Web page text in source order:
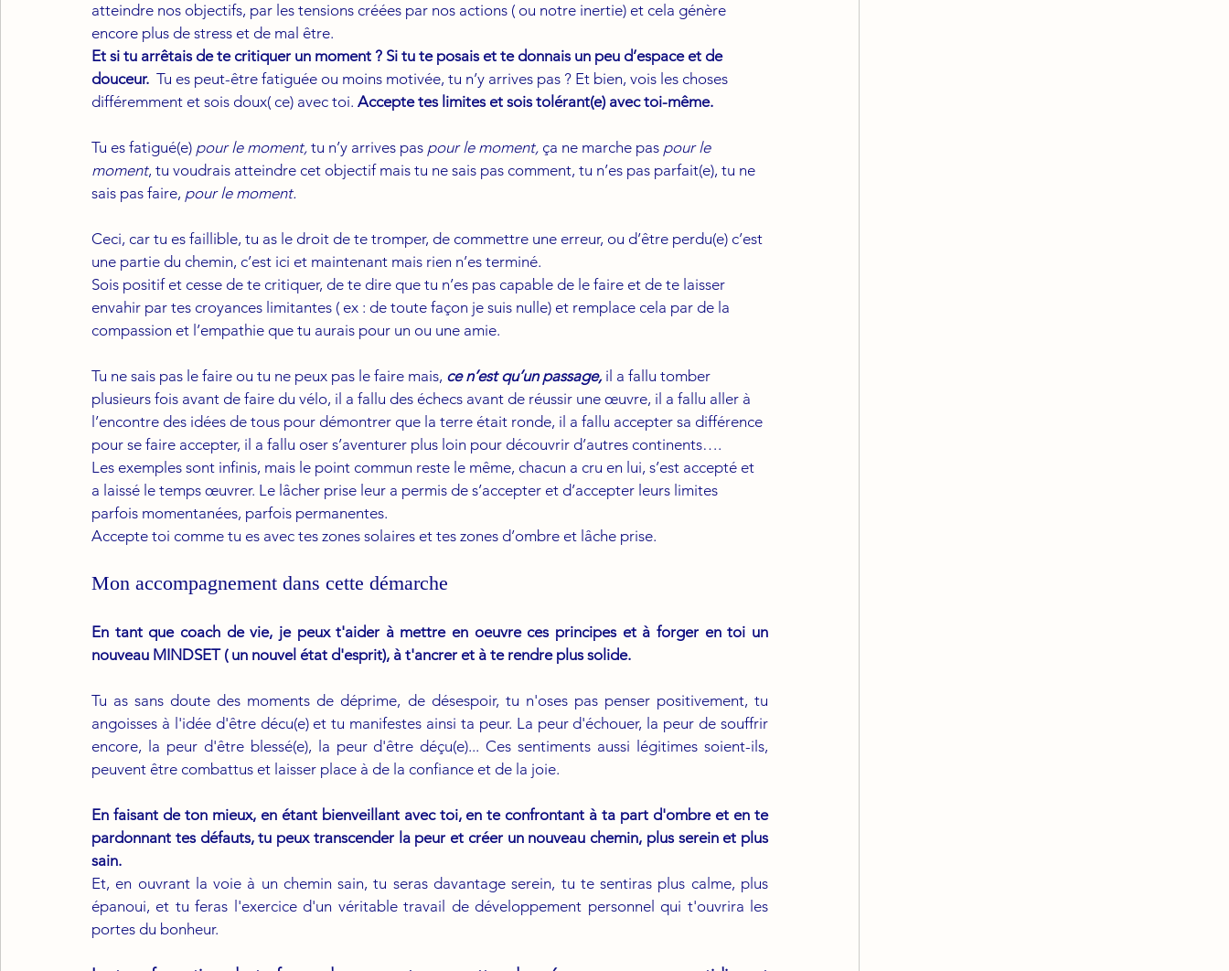
atteindre nos objectifs, par les tensions créées par nos actions ( ou notre inertie) et cela génère
encore plus de stress et de mal être.
Et si tu arrêtais de te critiquer un moment ? Si tu te posais et te donnais un peu d’espace et de
douceur. Tu es peut-être fatiguée ou moins motivée, tu n’y arrives pas ? Et bien, vois les choses
différemment et sois doux( ce) avec toi. Accepte tes limites et sois tolérant(e) avec toi-même.
Tu es fatigué(e) pour le moment, tu n’y arrives pas pour le moment, ça ne marche pas pour le
moment, tu voudrais atteindre cet objectif mais tu ne sais pas comment, tu n’es pas parfait(e), tu ne
sais pas faire, pour le moment.
Ceci, car tu es faillible, tu as le droit de te tromper, de commettre une erreur, ou d’être perdu(e) c’est
une partie du chemin, c’est ici et maintenant mais rien n’es terminé.
Sois positif et cesse de te critiquer, de te dire que tu n’es pas capable de le faire et de te laisser
envahir par tes croyances limitantes ( ex : de toute façon je suis nulle) et remplace cela par de la
compassion et l’empathie que tu aurais pour un ou une amie.
Tu ne sais pas le faire ou tu ne peux pas le faire mais, ce n’est qu’un passage, il a fallu tomber
plusieurs fois avant de faire du vélo, il a fallu des échecs avant de réussir une œuvre, il a fallu aller à
l’encontre des idées de tous pour démontrer que la terre était ronde, il a fallu accepter sa différence
pour se faire accepter, il a fallu oser s’aventurer plus loin pour découvrir d’autres continents….
Les exemples sont infinis, mais le point commun reste le même, chacun a cru en lui, s’est accepté et
a laissé le temps œuvrer. Le lâcher prise leur a permis de s’accepter et d’accepter leurs limites
parfois momentanées, parfois permanentes.
Accepte toi comme tu es avec tes zones solaires et tes zones d’ombre et lâche prise.
Mon accompagnement dans cette démarche
En tant que coach de vie, je peux t'aider à mettre en oeuvre ces principes et à forger en toi un
nouveau MINDSET ( un nouvel état d'esprit), à t'ancrer et à te rendre plus solide.
Tu as sans doute des moments de déprime, de désespoir, tu n'oses pas penser positivement, tu
angoisses à l'idée d'être décu(e) et tu manifestes ainsi ta peur. La peur d'échouer, la peur de souffrir
encore, la peur d'être blessé(e), la peur d'être déçu(e)... Ces sentiments aussi légitimes soient-ils,
peuvent être combattus et laisser place à de la confiance et de la joie.
En faisant de ton mieux, en étant bienveillant avec toi, en te confrontant à ta part d'ombre et en te
pardonnant tes défauts, tu peux transcender la peur et créer un nouveau chemin, plus serein et plus
sain.
Et, en ouvrant la voie à un chemin sain, tu seras davantage serein, tu te sentiras plus calme, plus
épanoui, et tu feras l'exercice d'un véritable travail de développement personnel qui t'ouvrira les
portes du bonheur.